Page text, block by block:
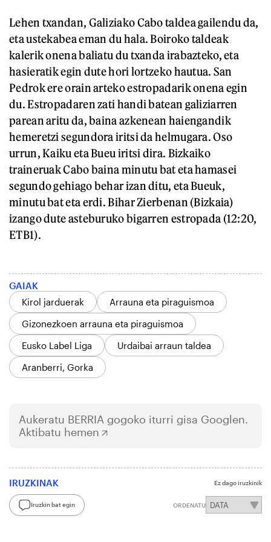
Lehen txandan, Galiziako Cabo taldea gailendu da,
eta ustekabea eman du hala. Boiroko taldeak
kalerik onena baliatu du txanda irabazteko, eta
hasieratik egin dute hori lortzeko hautua. San
Pedrok ere orain arteko estropadarik onena egin
du. Estropadaren zati handi batean galiziarren
parean aritu da, baina azkenean haiengandik
hemeretzi segundora iritsi da helmugara. Oso
urrun, Kaiku eta Bueu iritsi dira. Bizkaiko
traineruak Cabo baina minutu bat eta hamasei
segundo gehiago behar izan ditu, eta Bueuk,
minutu bat eta erdi. Bihar Zierbenan (Bizkaia)
izango dute asteburuko bigarren estropada (12:20,
ETB1).
GAIAK
Kirol jarduerak
Arrauna eta piraguismoa
Gizonezkoen arrauna eta piraguismoa
Eusko Label Liga
Urdaibai arraun taldea
Aranberri, Gorka
Aukeratu BERRIA gogoko iturri gisa Googlen.
Aktibatu hemen
IRUZKINAK Ez dago iruzkinik
Iruzkin bat egin ORDENATU